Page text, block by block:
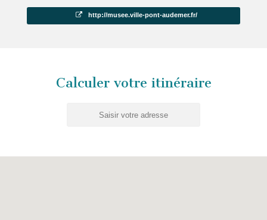
http://musee.ville-pont-audemer.fr/
Calculer votre itinéraire